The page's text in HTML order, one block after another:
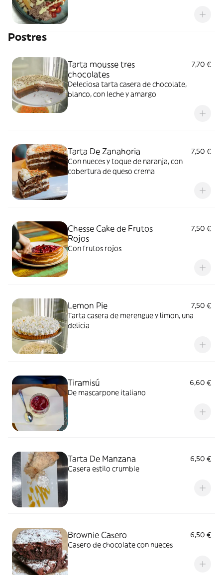
Postres
Tarta mousse tres
chocolates
7,70 €
Deleciosa tarta casera de chocolate,
blanco, con leche y amargo
Tarta De Zanahoria
7,50 €
Con nueces y toque de naranja, con
cobertura de queso crema
Chesse Cake de Frutos
Rojos
7,50 €
Con frutos rojos
Lemon Pie
7,50 €
Tarta casera de merengue y limon, una
delicia
Tiramisú
6,60 €
De mascarpone italiano
Tarta De Manzana
6,50 €
Casera estilo crumble
Brownie Casero
6,50 €
Casero de chocolate con nueces